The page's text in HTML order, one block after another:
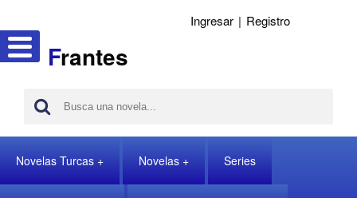
Frantes
Ingresar | Registro
Novelas Turcas Novelas Series